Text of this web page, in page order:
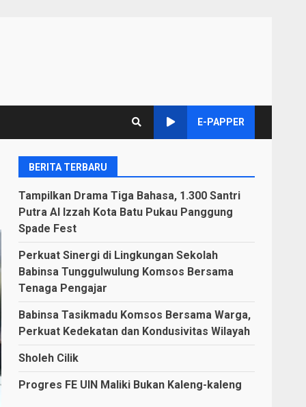
E-PAPPER
BERITA TERBARU
Tampilkan Drama Tiga Bahasa, 1.300 Santri
Putra Al Izzah Kota Batu Pukau Panggung
Spade Fest
Perkuat Sinergi di Lingkungan Sekolah
Babinsa Tunggulwulung Komsos Bersama
Tenaga Pengajar
Babinsa Tasikmadu Komsos Bersama Warga,
Perkuat Kedekatan dan Kondusivitas Wilayah
Sholeh Cilik
Progres FE UIN Maliki Bukan Kaleng-kaleng